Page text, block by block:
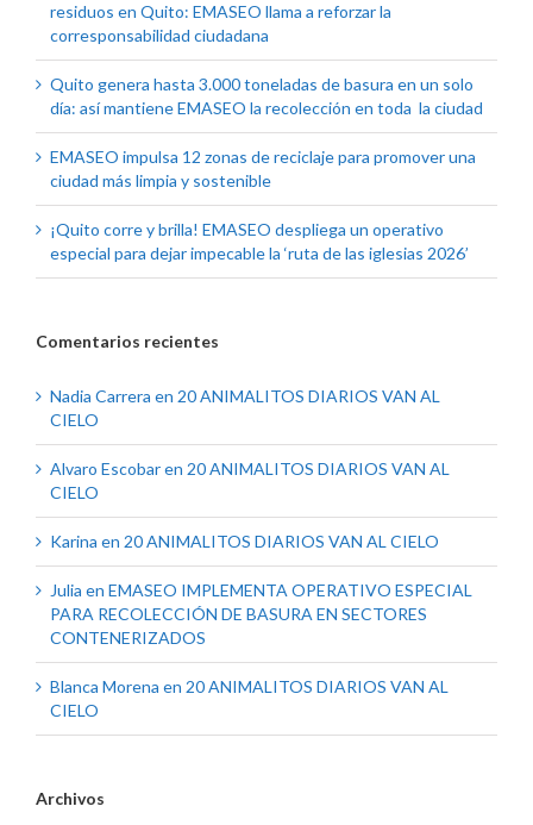
residuos en Quito: EMASEO llama a reforzar la
corresponsabilidad ciudadana
Quito genera hasta 3.000 toneladas de basura en un solo
día: así mantiene EMASEO la recolección en toda la ciudad
EMASEO impulsa 12 zonas de reciclaje para promover una
ciudad más limpia y sostenible
¡Quito corre y brilla! EMASEO despliega un operativo
especial para dejar impecable la ‘ruta de las iglesias 2026’
Comentarios recientes
Nadia Carrera en 20 ANIMALITOS DIARIOS VAN AL
CIELO
Alvaro Escobaren 20 ANIMALITOS DIARIOS VAN AL
CIELO
Karina en 20 ANIMALITOS DIARIOS VAN AL CIELO
Julia en EMASEO IMPLEMENTA OPERATIVO ESPECIAL
PARA RECOLECCIÓN DE BASURA EN SECTORES
CONTENERIZADOS
Blanca Morena en 20 ANIMALITOS DIARIOS VAN AL
CIELO
Archivos